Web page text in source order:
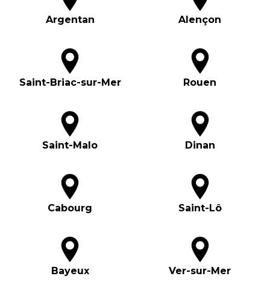
Argentan Alençon
Saint-Briac-sur-Mer Rouen
Saint-Malo Dinan
Cabourg Saint-Lô
Bayeux Ver-sur-Mer